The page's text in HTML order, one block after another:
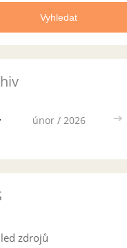
únor / 2026 >>
zdrojů